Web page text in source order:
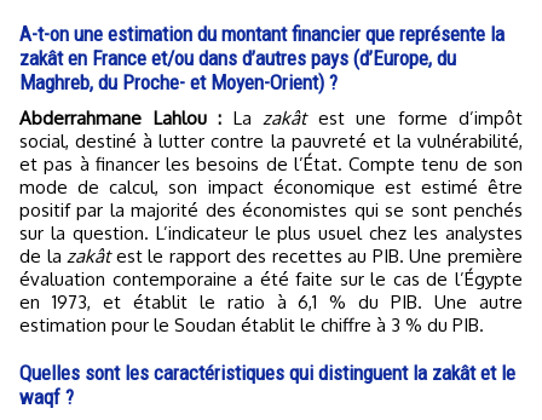
A-t-on une estimation du montant financier que représente la
zakât en France et/ou dans d’autres pays (d’Europe, du
Maghreb, du Proche- et Moyen-Orient) ?
Abderrahmane Lahlou : La zakât est une forme d’impôt
social, destiné à lutter contre la pauvreté et la vulnérabilité,
et pas à financer les besoins de l’État. Compte tenu de son
mode de calcul, son impact économique est estimé être
positif par la majorité des économistes qui se sont penchés
sur la question. L’indicateur le plus usuel chez les analystes
de lazakâtest le rapport des recettes au PIB. Une première
évaluation contemporaine a été faite sur le cas de l’Égypte
en 1973, et établit le ratio à 6,1 % du PIB. Une autre
estimation pour le Soudan établit le chiffre à 3 % du PIB.
Quelles sont les caractéristiques qui distinguent la zakât et le
waqf ?